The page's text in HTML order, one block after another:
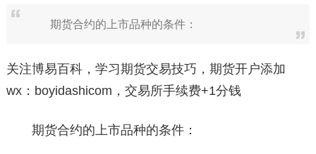
期货合约的上市品种的条件：
关注博易百科，学习期货交易技巧，期货开户添加
wx：boyidashicom，交易所手续费+1分钱
期货合约的上市品种的条件：